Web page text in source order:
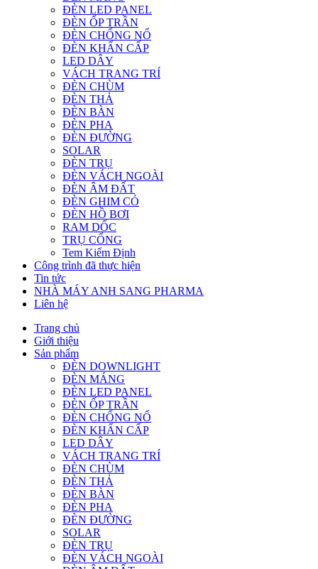
ĐÈN LED PANEL
ĐÈN ỐP TRẦN
ĐÈN CHỐNG NỔ
ĐÈN KHẨN CẤP
LED DÂY
VÁCH TRANG TRÍ
ĐÈN CHÙM
ĐÈN THẢ
ĐÈN BÀN
ĐÈN PHA
ĐÈN ĐƯỜNG
SOLAR
ĐÈN TRỤ
ĐÈN VÁCH NGOÀI
ĐÈN ÂM ĐẤT
ĐÈN GHIM CỎ
ĐÈN HỒ BƠI
RAM DỐC
TRỤ CỔNG
Tem Kiểm Định
Công trình đã thực hiện
Tin tức
NHÀ MÁY ANH SANG PHARMA
Liên hệ
Trang chủ
Giới thiệu
Sản phẩm
ĐÈN DOWNLIGHT
ĐÈN MÁNG
ĐÈN LED PANEL
ĐÈN ỐP TRẦN
ĐÈN CHỐNG NỔ
ĐÈN KHẨN CẤP
LED DÂY
VÁCH TRANG TRÍ
ĐÈN CHÙM
ĐÈN THẢ
ĐÈN BÀN
ĐÈN PHA
ĐÈN ĐƯỜNG
SOLAR
ĐÈN TRỤ
ĐÈN VÁCH NGOÀI